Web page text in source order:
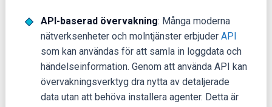
API-baserad övervakning: Många moderna
nätverksenheter och molntjänster erbjuder API
som kan användas för att samla in loggdata och
händelseinformation. Genom att använda API kan
övervakningsverktyg dra nytta av detaljerade
data utan att behöva installera agenter. Detta är